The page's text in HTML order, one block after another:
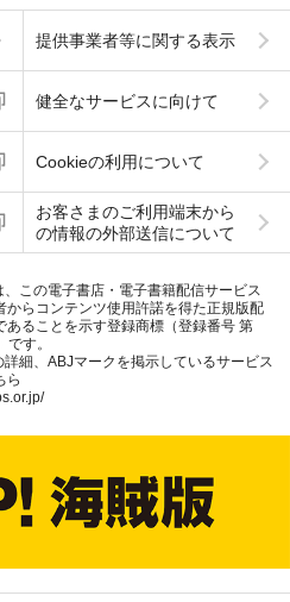
提供事業者等に関する表示
健全なサービスに向けて
Cookieの利用について
お客さまのご利用端末から
の情報の外部送信について
、この電子書店・電子書籍配信サービス
からコンテンツ使用許諾を得た正規版配
あることを示す登録商標（登録番号 第
す。
詳細、ABJマークを掲示しているサービス
ら